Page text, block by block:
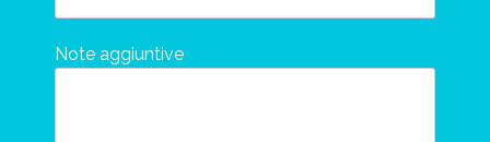
Note aggiuntive